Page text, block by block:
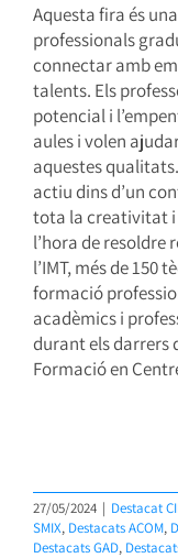
Aquesta fira és
professionals
connectar amb
talents. Els
potencial i
aules i volen
aquestes
actiu dins d’un
tota la creativitat i
l’hora de resoldre
l’IMT, més de 150
formació
acadèmics i
durant els darrers
Formació en
27/05/2024 | Destacat
SMIX, Destacats ACOM,
Destacats GAD,